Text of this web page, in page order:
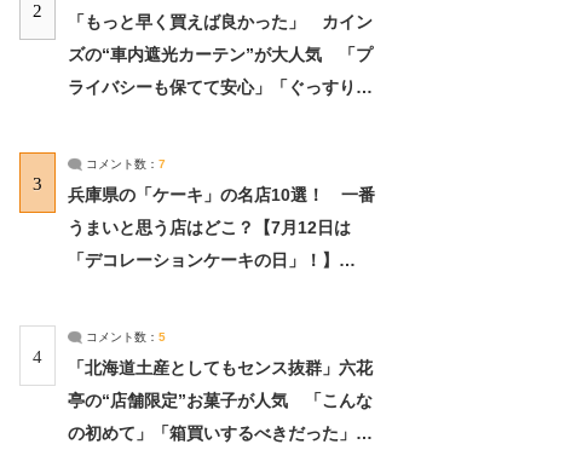
2
「もっと早く買えば良かった」 カイン
ズの“車内遮光カーテン”が大人気 「プ
ライバシーも保てて安心」「ぐっすり眠
3
コメント数： 7
兵庫県の「ケーキ」の名店10選！ 一番
うまいと思う店はどこ？【7月12日は
「デコレーションケーキの日」！】
4
コメント数： 5
「北海道土産としてもセンス抜群」六花
亭の“店舗限定”お菓子が人気 「こんな
の初めて」「箱買いするべきだった」